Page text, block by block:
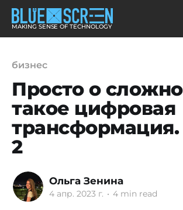
MAKING SENSE OF TECHNOLOGY
бизнес
Просто о
такое цифровая
трансформация.
2
Ольга Зенина
4 апр. 2023 г. • 4 min read